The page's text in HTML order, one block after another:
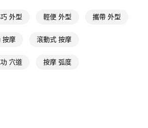
到商品之後才付款」的支付方式。 讓您購物簡單
，簡訊認證，即可結帳。
流程】
含以上)免運費
外型 輕便 外型 攜帶 外型
按摩 滾動式 按摩
穴道 按摩 弧度